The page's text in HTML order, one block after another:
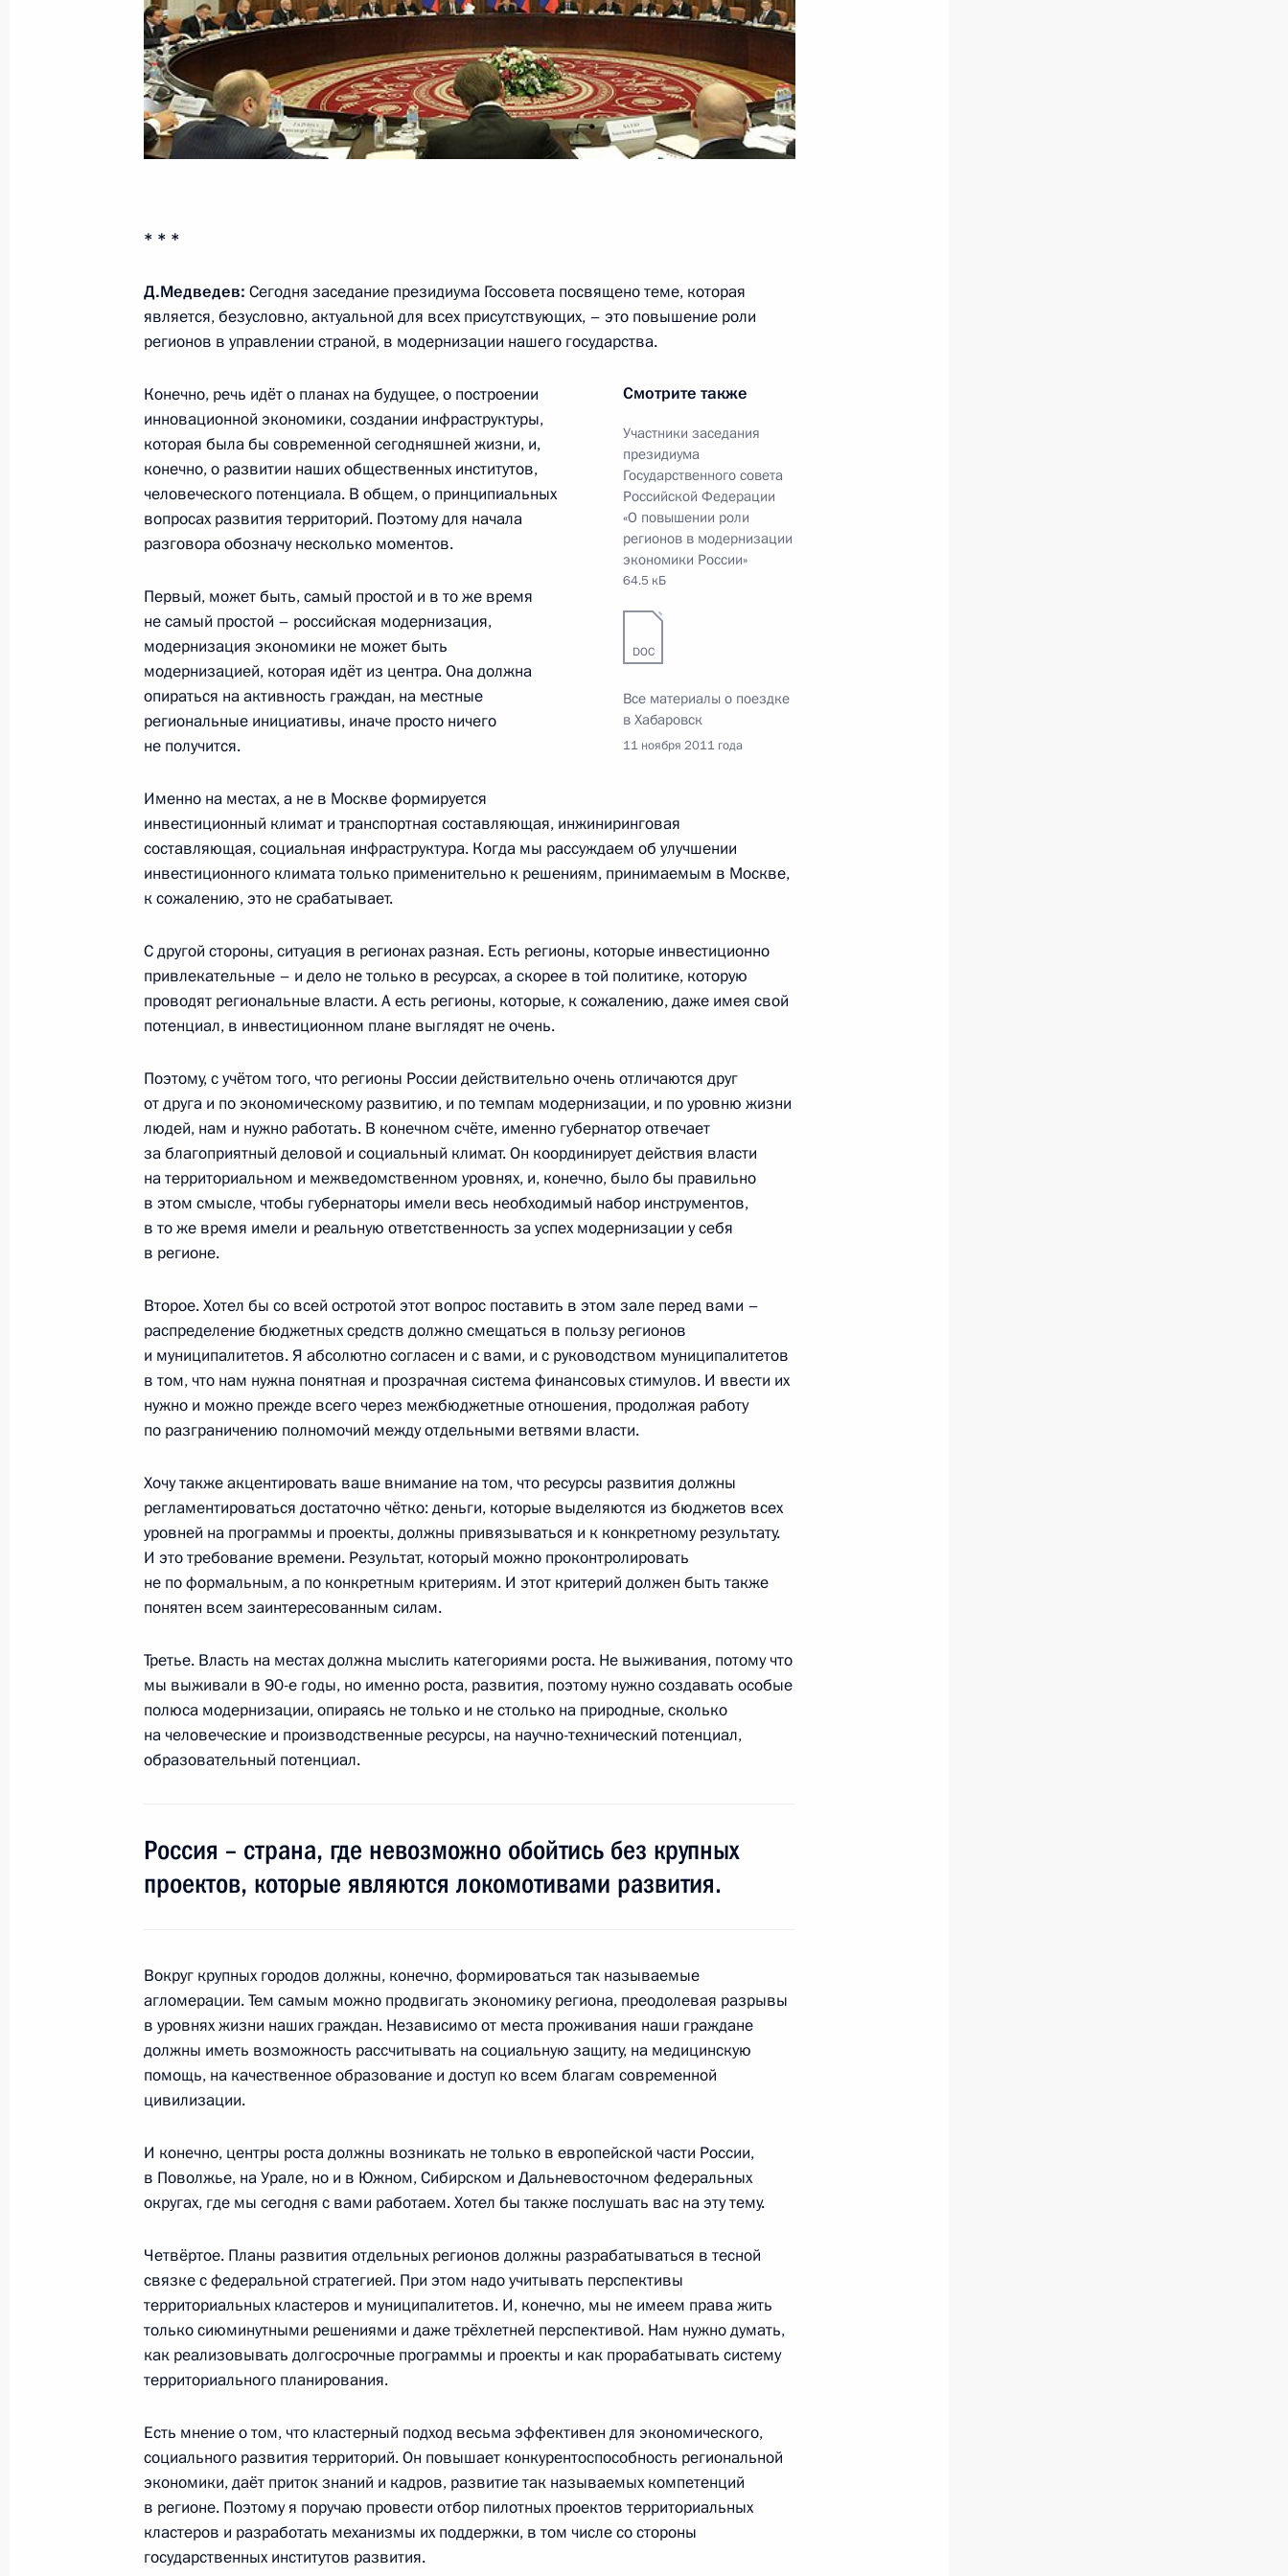
11 ноября 2011 года, пятница
Заседание президиума Госсовета по вопросу повышения роли
регионов в модернизации экономики
2 10м
и активом партии «Единая Россия»
11 ноября 2011 года, 08:00 Хабаровск
10 ноября 2011 года, четверг
Встреча с сотрудниками органов внутренних дел
10 ноября 2011 года, 16:40 Москва
Рабочая встреча с директором Федеральной службы
безопасности Александром Бортниковым
9 ноября 2011 года, 19:30 Московская область, Горки
Совещание с руководством Вооружённых Сил
7 ноября 2011 года, 15:00 Москва, Кремль
7 ноября 2011 года, 12:30 Москва
Встреча с активом партии «Единая Россия»
1 ноября 2011 года, 12:00 Барнаул
31 октября 2011 года, понедельник
Совещание по развитию транспортной системы
29 октября 2011 года, суббота
Встреча с молодыми учёными, инноваторами
и предпринимателями
14
19 октября 2011 года, среда
Дмитрий Медведев встретился с представителями Общественного
19 октября 2011 года, 18:00 Московская область, Горки
15 октября 2011 года, суббота
Совета Безопасности
7 октября 2011 года, 15:00
30 сентября 2011 года, пятница
30 сентября 2011 года, 12:00 Московская область, Горки
28 сентября 2011 года, среда
Дмитрий Медведев посетил Звенигород, где провёл совещание
по подготовке к отопительному сезону
28 сентября 2011 года, 15:30 Звенигород
8
26 сентября 2011 года, понедельник
Заседание комиссии по модернизации и технологическому
развитию экономики России
* * *
Д.Медведев: Сегодня заседание президиума Госсовета посвящено теме, которая
является, безусловно, актуальной для всех присутствующих, – это повышение роли
регионов в управлении страной, в модернизации нашего государства.
Смотрите также
Участники заседания
президиума
Государственного совета
Российской Федерации
«О повышении роли
регионов в модернизации
экономики России»
64.5 кБ
DOC
Все материалы о поездке
в Хабаровск
11 ноября 2011 года
Конечно, речь идёт о планах на будущее, о построении
инновационной экономики, создании инфраструктуры,
которая была бы современной сегодняшней жизни, и,
конечно, о развитии наших общественных институтов,
человеческого потенциала. В общем, о принципиальных
вопросах развития территорий. Поэтому для начала
разговора обозначу несколько моментов.
Первый, может быть, самый простой и в то же время
не самый простой – российская модернизация,
модернизация экономики не может быть
модернизацией, которая идёт из центра. Она должна
опираться на активность граждан, на местные
региональные инициативы, иначе просто ничего
не получится.
Именно на местах, а не в Москве формируется
инвестиционный климат и транспортная составляющая, инжиниринговая
составляющая, социальная инфраструктура. Когда мы рассуждаем об улучшении
инвестиционного климата только применительно к решениям, принимаемым в Москве,
к сожалению, это не срабатывает.
С другой стороны, ситуация в регионах разная. Есть регионы, которые инвестиционно
привлекательные – и дело не только в ресурсах, а скорее в той политике, которую
проводят региональные власти. А есть регионы, которые, к сожалению, даже имея свой
потенциал, в инвестиционном плане выглядят не очень.
Поэтому, с учётом того, что регионы России действительно очень отличаются друг
от друга и по экономическому развитию, и по темпам модернизации, и по уровню жизни
людей, нам и нужно работать. В конечном счёте, именно губернатор отвечает
за благоприятный деловой и социальный климат. Он координирует действия власти
на территориальном и межведомственном уровнях, и, конечно, было бы правильно
в этом смысле, чтобы губернаторы имели весь необходимый набор инструментов,
в то же время имели и реальную ответственность за успех модернизации у себя
в регионе.
Второе. Хотел бы со всей остротой этот вопрос поставить в этом зале перед вами –
распределение бюджетных средств должно смещаться в пользу регионов
и муниципалитетов. Я абсолютно согласен и с вами, и с руководством муниципалитетов
в том, что нам нужна понятная и прозрачная система финансовых стимулов. И ввести их
нужно и можно прежде всего через межбюджетные отношения, продолжая работу
по разграничению полномочий между отдельными ветвями власти.
Хочу также акцентировать ваше внимание на том, что ресурсы развития должны
регламентироваться достаточно чётко: деньги, которые выделяются из бюджетов всех
уровней на программы и проекты, должны привязываться и к конкретному результату.
И это требование времени. Результат, который можно проконтролировать
не по формальным, а по конкретным критериям. И этот критерий должен быть также
понятен всем заинтересованным силам.
Третье. Власть на местах должна мыслить категориями роста. Не выживания, потому что
мы выживали в 90-е годы, но именно роста, развития, поэтому нужно создавать особые
полюса модернизации, опираясь не только и не столько на природные, сколько
на человеческие и производственные ресурсы, на научно-технический потенциал,
образовательный потенциал.
Россия – страна, где невозможно обойтись без крупных
проектов, которые являются локомотивами развития.
Вокруг крупных городов должны, конечно, формироваться так называемые
агломерации. Тем самым можно продвигать экономику региона, преодолевая разрывы
в уровнях жизни наших граждан. Независимо от места проживания наши граждане
должны иметь возможность рассчитывать на социальную защиту, на медицинскую
помощь, на качественное образование и доступ ко всем благам современной
цивилизации.
И конечно, центры роста должны возникать не только в европейской части России,
в Поволжье, на Урале, но и в Южном, Сибирском и Дальневосточном федеральных
округах, где мы сегодня с вами работаем. Хотел бы также послушать вас на эту тему.
Четвёртое. Планы развития отдельных регионов должны разрабатываться в тесной
связке с федеральной стратегией. При этом надо учитывать перспективы
территориальных кластеров и муниципалитетов. И, конечно, мы не имеем права жить
только сиюминутными решениями и даже трёхлетней перспективой. Нам нужно думать,
как реализовывать долгосрочные программы и проекты и как прорабатывать систему
территориального планирования.
Есть мнение о том, что кластерный подход весьма эффективен для экономического,
социального развития территорий. Он повышает конкурентоспособность региональной
экономики, даёт приток знаний и кадров, развитие так называемых компетенций
в регионе. Поэтому я поручаю провести отбор пилотных проектов территориальных
кластеров и разработать механизмы их поддержки, в том числе со стороны
государственных институтов развития.